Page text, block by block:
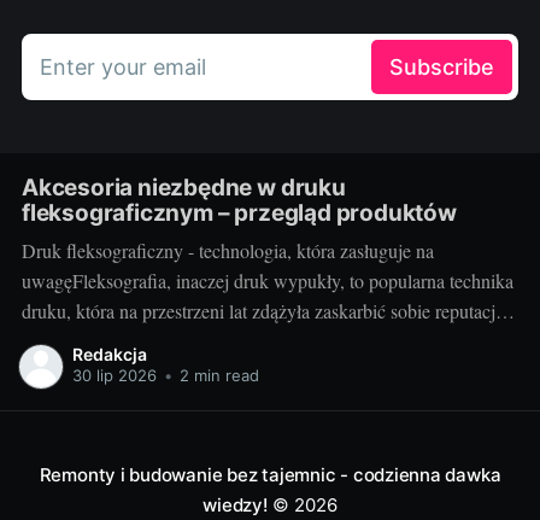
Enter your email Subscribe
Akcesoria niezbędne w druku
fleksograficznym – przegląd produktów
Druk fleksograficzny - technologia, która zasługuje na
uwagęFleksografia, inaczej druk wypukły, to popularna technika
druku, która na przestrzeni lat zdążyła zaskarbić sobie reputację
niezawodności i efektywności. Z jej pomocą wykonywane są
etykiety, opakowania, a także różnego rodzaju nadruki. Jako
Redakcja
30 lip 2026 • 2 min read
Remonty i budowanie bez tajemnic - codzienna dawka
wiedzy! © 2026